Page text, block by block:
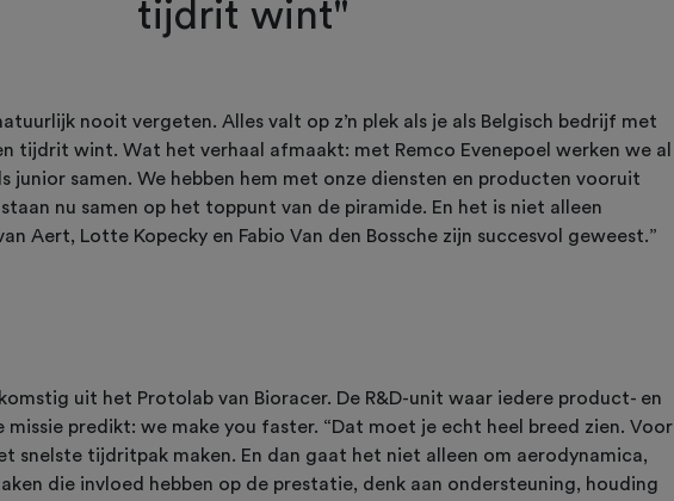
tijdrit wint"
nooit vergeten. Alles valt op z’n plek als je als Belgisch bedrijf met
tijdrit wint. Wat het verhaal afmaakt: met Remco Evenepoel werken we al
junior samen. We hebben hem met onze diensten en producten vooruit
nu samen op het toppunt van de piramide. En het is niet alleen
Aert, Lotte Kopecky en Fabio Van den Bossche zijn succesvol geweest.”
uit het Protolab van Bioracer. De R&D-unit waar iedere product- en
predikt: we make you faster. “Dat moet je echt heel breed zien. Voor
snelste tijdritpak maken. En dan gaat het niet alleen om aerodynamica,
die invloed hebben op de prestatie, denk aan ondersteuning, houding